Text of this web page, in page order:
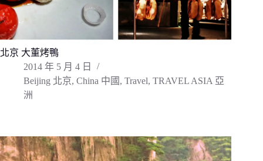
北京 大董烤鴨
2014 年 5 月 4 日
Beijing 北京, China 中國 , Travel, TRAVEL ASIA 亞
洲